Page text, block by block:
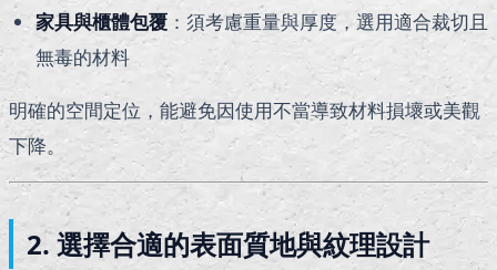
家具與櫃體包覆 ：須考慮重量與厚度，選用適合裁切且
無毒的材料
明確的空間定位，能避免因使用不當導致材料損壞或美觀
下降。
2.選擇合適的表面質地與紋理設計